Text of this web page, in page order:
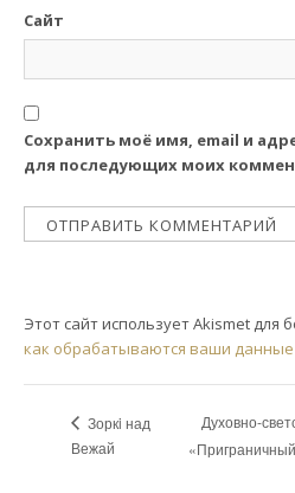
Сайт
Сохранить моё имя, email и
для последующих моих
Этот сайт использует Akismet для
как обрабатываются ваши
Зоркi над
Вежай
Духовно-